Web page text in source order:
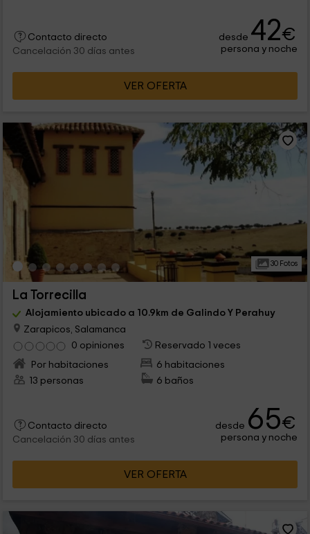
Contacto directo
Cancelación 30 días antes
desde 42€
persona y noche
VER OFERTA
30 Fotos
La Torrecilla
Alojamiento ubicado a 10.9km de Galindo Y Perahuy
Zarapicos, Salamanca
0 opiniones
Reservado 1 veces
Por habitaciones
6 habitaciones
13 personas
6 baños
Contacto directo
Cancelación 30 días antes
desde 65€
persona y noche
VER OFERTA